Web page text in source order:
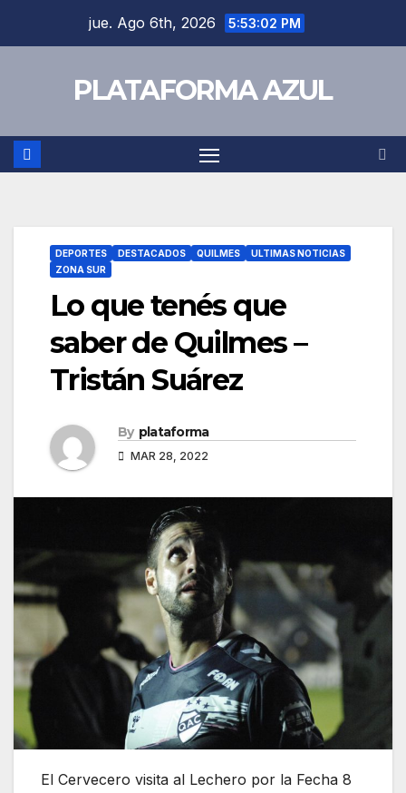
jue. Ago 6th, 2026 5:53:03 PM
PLATAFORMA AZUL
DEPORTES DESTACADOS QUILMES
ULTIMAS NOTICIAS
ZONA SUR
Lo que tenés que
saber de Quilmes –
Tristán Suárez
By plataforma
MAR 28, 2022
El Cervecero visita al Lechero por la Fecha 8